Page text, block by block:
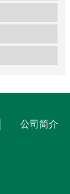
公司简介